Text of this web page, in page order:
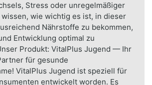
Stress oder unregelmäßiger
wissen, wie wichtig es ist, in dieser
Nährstoffe zu bekommen,
Entwicklung optimal zu
Produkt: VitalPlus Jugend — Ihr
für gesunde
VitalPlus Jugend ist speziell für
entwickelt worden. Es